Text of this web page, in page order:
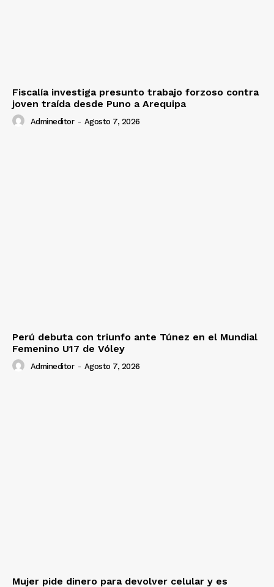
Diario los Andes
Fiscalía investiga presunto trabajo forzoso contra
joven traída desde Puno a Arequipa
Admineditor - Agosto 7, 2026
Perú debuta con triunfo ante Túnez en el Mundial
Femenino U17 de Vóley
Admineditor - Agosto 7, 2026
Mujer pide dinero para devolver celular y es